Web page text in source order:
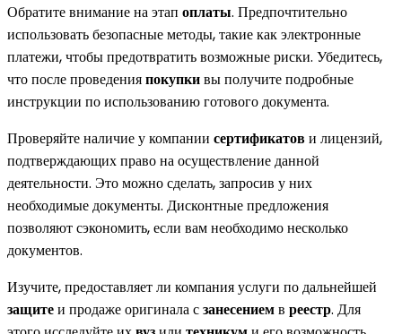
Обратите внимание на этап оплаты. Предпочтительно
использовать безопасные методы, такие как электронные
платежи, чтобы предотвратить возможные риски. Убедитесь,
что после проведенияпокупкивы получите подробные
инструкции по использованию готового документа.
Проверяйте наличие у компании сертификатови лицензий,
подтверждающих право на осуществление данной
деятельности. Это можно сделать, запросив у них
необходимые документы. Дисконтные предложения
позволяют сэкономить, если вам необходимо несколько
документов.
Изучите, предоставляет ли компания услуги по дальнейшей
защитеи продаже оригинала сзанесениемв реестр. Для